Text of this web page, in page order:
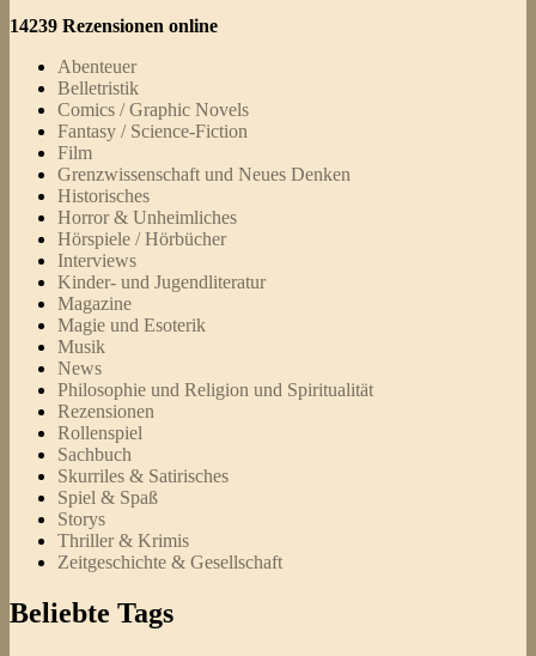
14239 Rezensionen online
Abenteuer
Belletristik
Comics / Graphic Novels
Fantasy / Science-Fiction
Film
Grenzwissenschaft und Neues Denken
Historisches
Horror & Unheimliches
Hörspiele / Hörbücher
Interviews
Kinder- und Jugendliteratur
Magazine
Magie und Esoterik
Musik
News
Philosophie und Religion und Spiritualität
Rezensionen
Rollenspiel
Sachbuch
Skurriles & Satirisches
Spiel & Spaß
Storys
Thriller & Krimis
Zeitgeschichte & Gesellschaft
Beliebte Tags